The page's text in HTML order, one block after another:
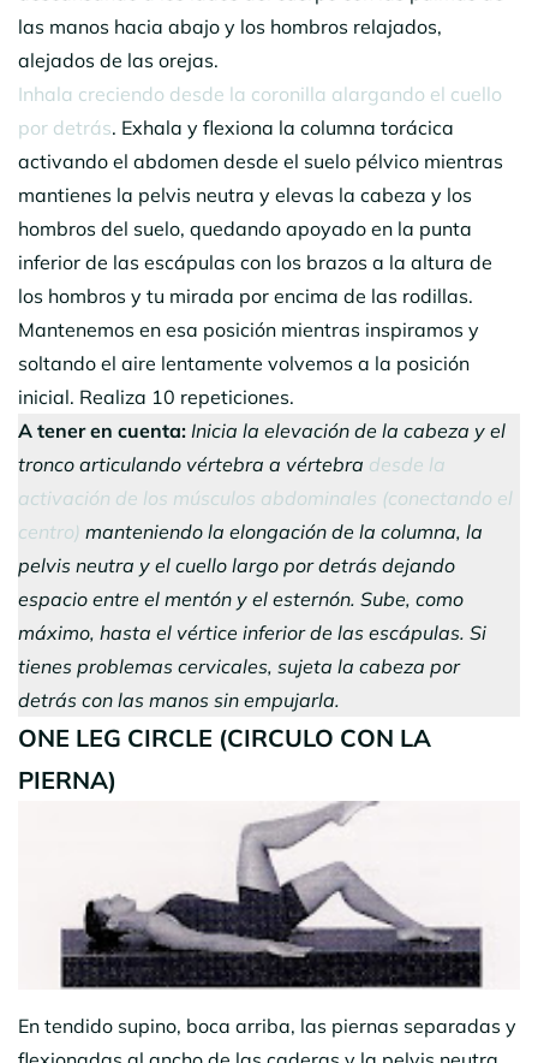
las manos hacia abajo y los hombros relajados,
alejados de las orejas.
Inhala creciendo desde la coronilla alargando el cuello
por detrás. Exhala y flexiona la columna torácica
activando el abdomen desde el suelo pélvico mientras
mantienes la pelvis neutra y elevas la cabeza y los
hombros del suelo, quedando apoyado en la punta
inferior de las escápulas con los brazos a la altura de
los hombros y tu mirada por encima de las rodillas.
Mantenemos en esa posición mientras inspiramos y
soltando el aire lentamente volvemos a la posición
inicial. Realiza 10 repeticiones.
A tener en cuenta: Inicia la elevación de la cabeza y el
tronco articulando vértebra a vértebra desde la
activación de los músculos abdominales (conectando el
centro) manteniendo la elongación de la columna, la
pelvis neutra y el cuello largo por detrás dejando
espacio entre el mentón y el esternón. Sube, como
máximo, hasta el vértice inferior de las escápulas. Si
tienes problemas cervicales, sujeta la cabeza por
detrás con las manos sin empujarla.
ONE LEG CIRCLE (CIRCULO CON LA
PIERNA)
En tendido supino, boca arriba, las piernas separadas y